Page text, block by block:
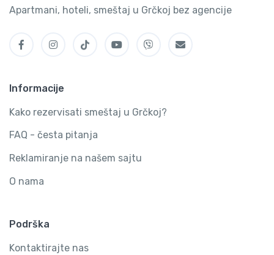
Apartmani, hoteli, smeštaj u Grčkoj bez agencije
Informacije
Kako rezervisati smeštaj u Grčkoj?
FAQ - česta pitanja
Reklamiranje na našem sajtu
O nama
Podrška
Kontaktirajte nas